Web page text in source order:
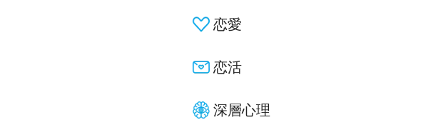
恋愛
恋活
深層心理